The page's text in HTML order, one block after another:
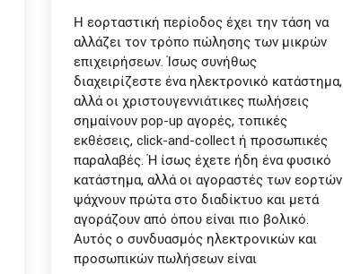
Η εορταστική περίοδος έχει την τάση να
αλλάζει τον τρόπο πώλησης των μικρών
επιχειρήσεων. Ίσως συνήθως
διαχειρίζεστε ένα ηλεκτρονικό κατάστημα,
αλλά οι χριστουγεννιάτικες πωλήσεις
σημαίνουν pop-up αγορές, τοπικές
εκθέσεις, click-and-collect ή προσωπικές
παραλαβές. Ή ίσως έχετε ήδη ένα φυσικό
κατάστημα, αλλά οι αγοραστές των εορτών
ψάχνουν πρώτα στο διαδίκτυο και μετά
αγοράζουν από όπου είναι πιο βολικό.
Αυτός ο συνδυασμός ηλεκτρονικών και
προσωπικών πωλήσεων είναι